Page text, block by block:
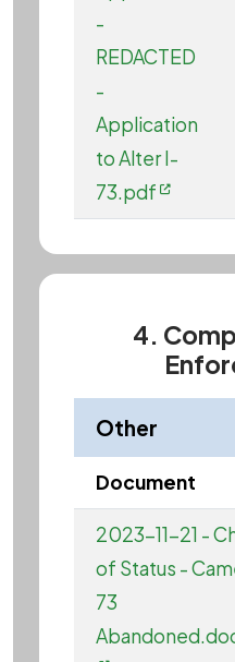
-
REDACTED
-
Application
to Alter I-
73.pdf
4.
Other
Document
2023-11-21 -
of Status -
73